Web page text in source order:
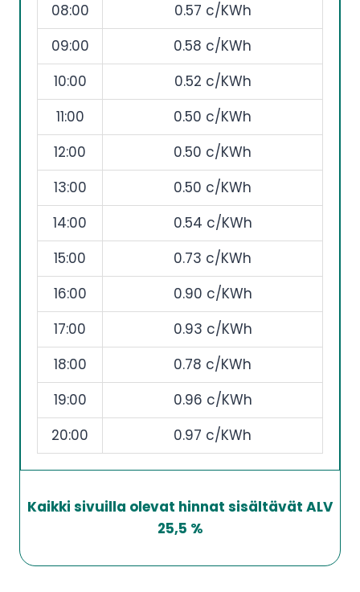
08:00
0.57 c/KWh
09:00
0.58 c/KWh
10:00
0.52 c/KWh
11:00
0.50 c/KWh
12:00
0.50 c/KWh
13:00
0.50 c/KWh
14:00
0.54 c/KWh
15:00
0.73 c/KWh
16:00
0.90 c/KWh
17:00
0.93 c/KWh
18:00
0.78 c/KWh
19:00
0.96 c/KWh
20:00
0.97 c/KWh
Kaikki sivuilla olevat hinnat sisältävät ALV
25,5 %